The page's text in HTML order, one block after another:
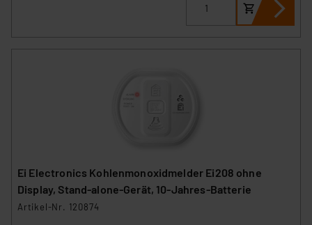
Ei Electronics Kohlenmonoxidmelder Ei208 ohne
Display, Stand-alone-Gerät, 10-Jahres-Batterie
Artikel-Nr. 120874